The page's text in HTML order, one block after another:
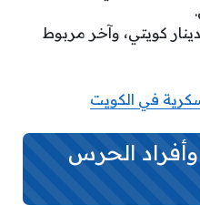
مربوط (500) دينار كويتي، وآخر مربوط
في الكويت
الحرس